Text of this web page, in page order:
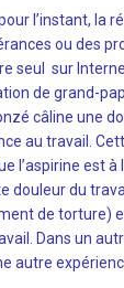
l’instant, la
ou des
seul sur
de grand-
câline une
au travail.
l’aspirine est à
douleur du
de torture)
Dans un
autre